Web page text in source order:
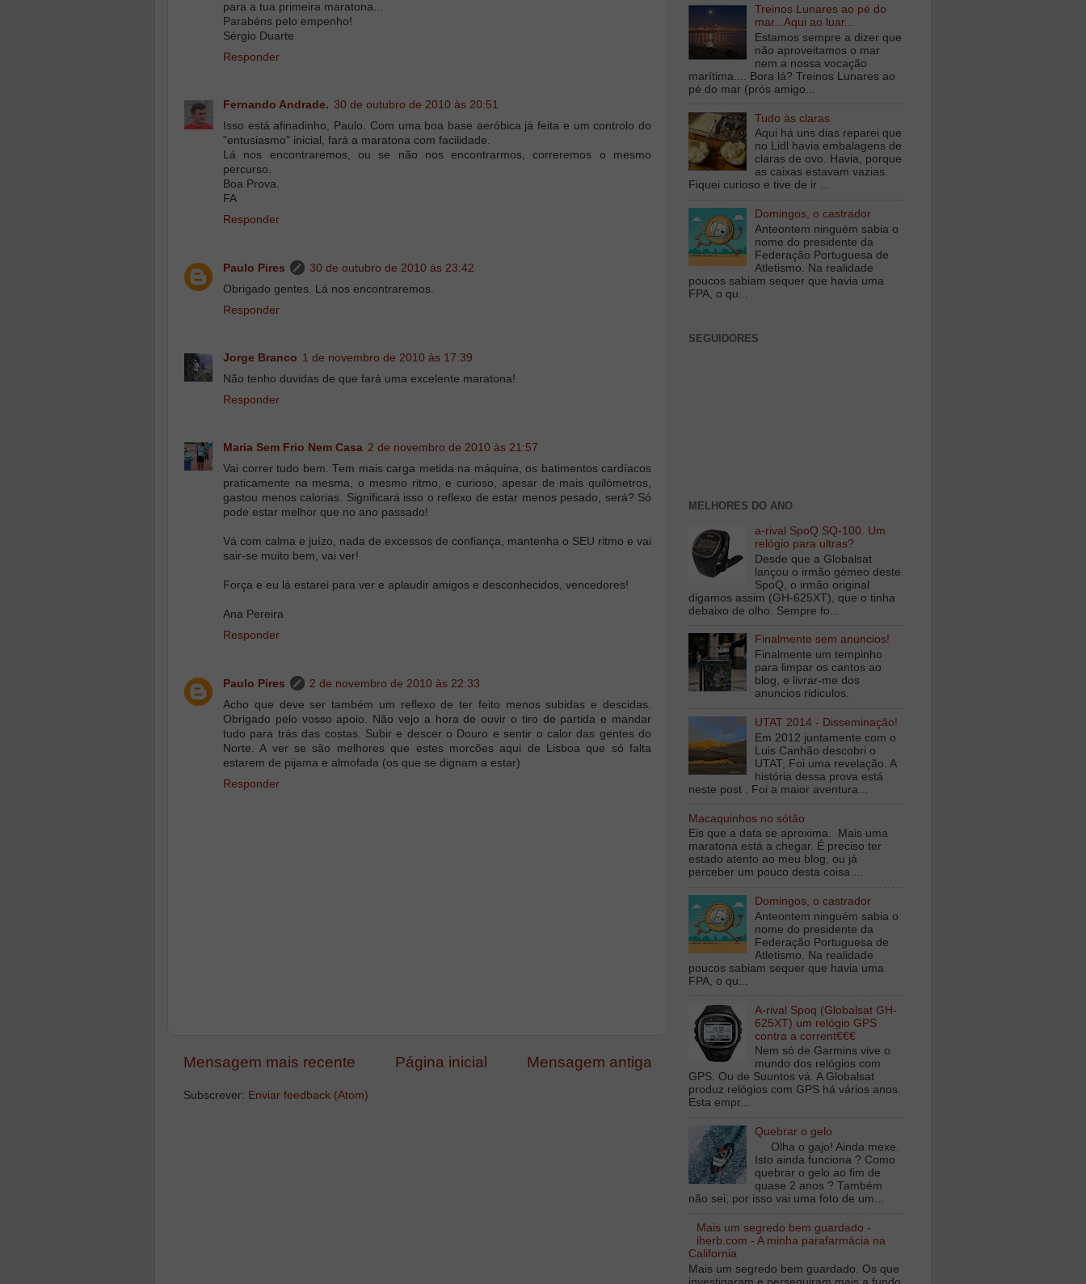
para a tua primeira maratona...
Parabéns pelo empenho!
Sérgio Duarte
Responder
Fernando Andrade. 30 de outubro de 2010 às 20:51
Isso está afinadinho, Paulo. Com uma boa base aeróbica já feita e um controlo do
"entusiasmo" inicial, fará a maratona com facilidade.
Lá nos encontraremos, ou se não nos encontrarmos, correremos o mesmo
percurso.
Boa Prova.
FA
Responder
Paulo Pires
30 de outubro de 2010 às 23:42
Obrigado gentes. Lá nos encontraremos.
Responder
Jorge Branco 1 de novembro de 2010 às 17:39
Não tenho duvidas de que fará uma excelente maratona!
Responder
Maria Sem Frio Nem Casa 2 de novembro de 2010 às 21:57
Vai correr tudo bem. Tem mais carga metida na máquina, os batimentos cardíacos
praticamente na mesma, o mesmo ritmo, e curioso, apesar de mais quilómetros,
gastou menos calorias. Significará isso o reflexo de estar menos pesado, será? Só
pode estar melhor que no ano passado!
Vá com calma e juízo, nada de excessos de confiança, mantenha o SEU ritmo e vai
sair-se muito bem, vai ver!
Força e eu lá estarei para ver e aplaudir amigos e desconhecidos, vencedores!
Ana Pereira
Responder
Paulo Pires
2 de novembro de 2010 às 22:33
Acho que deve ser também um reflexo de ter feito menos subidas e descidas.
Obrigado pelo vosso apoio. Não vejo a hora de ouvir o tiro de partida e mandar
tudo para trás das costas. Subir e descer o Douro e sentir o calor das gentes do
Norte. A ver se são melhores que estes morcões aqui de Lisboa que só falta
estarem de pijama e almofada (os que se dignam a estar)
Responder
Mensagem mais recente Mensagem antiga
Página inicial
Subscrever: Enviar feedback (Atom)
Treinos Lunares ao pé do
mar...Aqui ao luar...
Estamos sempre a dizer que
não aproveitamos o mar
nem a nossa vocação
marítima.... Bora lá? Treinos Lunares ao
pé do mar (prós amigo...
Tudo às claras
Aqui há uns dias reparei que
no Lidl havia embalagens de
claras de ovo. Havia, porque
as caixas estavam vazias.
Fiquei curioso e tive de ir ...
Domingos, o castrador
Anteontem ninguém sabia o
nome do presidente da
Federação Portuguesa de
Atletismo. Na realidade
poucos sabiam sequer que havia uma
FPA, o qu...
SEGUIDORES
MELHORES DO ANO
a-rival SpoQ SQ-100. Um
relógio para ultras?
Desde que a Globalsat
lançou o irmão gémeo deste
SpoQ, o irmão original
digamos assim (GH-625XT), que o tinha
debaixo de olho. Sempre fo...
Finalmente sem anuncios!
Finalmente um tempinho
para limpar os cantos ao
blog, e livrar-me dos
anuncios ridiculos.
UTAT 2014 - Disseminação!
Em 2012 juntamente com o
Luis Canhão descobri o
UTAT, Foi uma revelação. A
história dessa prova está
neste post . Foi a maior aventura...
Macaquinhos no sótão
Eis que a data se aproxima. Mais uma
maratona está a chegar. É preciso ter
estado atento ao meu blog, ou já
perceber um pouco desta coisa ...
Domingos, o castrador
Anteontem ninguém sabia o
nome do presidente da
Federação Portuguesa de
Atletismo. Na realidade
poucos sabiam sequer que havia uma
FPA, o qu...
A-rival Spoq (Globalsat GH-
625XT) um relógio GPS
contra a corrent€€€
Nem só de Garmins vive o
mundo dos relógios com
GPS. Ou de Suuntos vá. A Globalsat
produz relógios com GPS há vários anos.
Esta empr...
Quebrar o gelo
Olha o gajo! Ainda mexe.
Isto ainda funciona ? Como
quebrar o gelo ao fim de
quase 2 anos ? Também
não sei, por isso vai uma foto de um...
Mais um segredo bem guardado -
iherb.com - A minha parafarmácia na
California
Mais um segredo bem guardado. Os que